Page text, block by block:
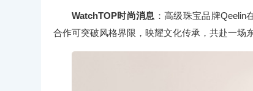
WatchTOP时尚消息 ：高级珠宝品牌
合作可突破风格界限，映耀文化传承，共赴一场